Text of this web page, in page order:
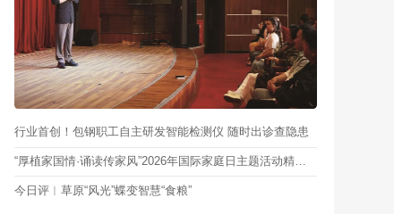
行业首创！包钢职工自主研发智能检测仪 随时出诊查隐患
“厚植家国情·诵读传家风”2026年国际家庭日主题活动精彩呈现
今日评︱草原“风光”蝶变智慧“食粮”